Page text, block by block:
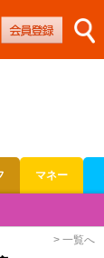
マネー
> 一覧へ